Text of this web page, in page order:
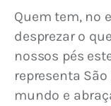
Quem tem, no
desprezar o
nossos pés
representa
mundo e